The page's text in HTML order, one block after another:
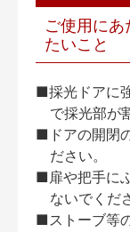
ご使用にあ
たいこと
■採光ドアに
で採光部が
■ドアの開閉
ださい。
■扉や把手に
ないでくだ
■ストーブ等